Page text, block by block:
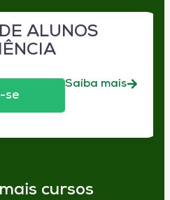
ALUNOS
se
Saiba mais
cursos